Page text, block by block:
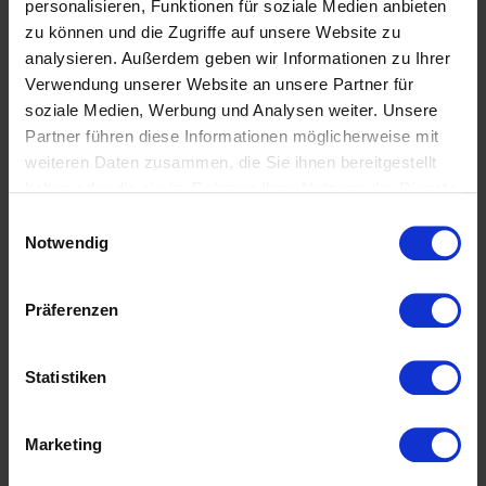
personalisieren, Funktionen für soziale Medien anbieten
zu können und die Zugriffe auf unsere Website zu
analysieren. Außerdem geben wir Informationen zu Ihrer
Verwendung unserer Website an unsere Partner für
soziale Medien, Werbung und Analysen weiter. Unsere
Partner führen diese Informationen möglicherweise mit
weiteren Daten zusammen, die Sie ihnen bereitgestellt
Cookies, wenn Sie unsere Webseite weiterhin nutzen.
Notwendig
Präferenzen
Statistiken
Marketing
Sorry, but you do not have permission to view this content.
Willkommen
von Thomas| März 30, 2020 Erwachsene ,Jugend
Kinder
Sorry, but you do not have permission to view this content.
Erklärung Prüfungsprogramm
Neueste Kommentare
April 2020